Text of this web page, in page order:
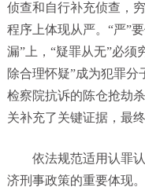
侦查和自行补充侦查，
程序上体现从严。“严”
漏”上，“疑罪从无”必须
除合理怀疑”成为犯罪
检察院抗诉的陈仓抢劫
关补充了关键证据，最
依法规范适用认罪
济刑事政策的重要体现